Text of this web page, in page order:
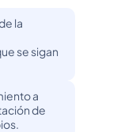
la
se sigan
a
de